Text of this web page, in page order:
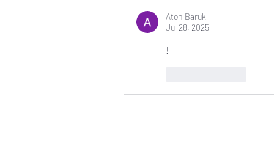
Aton Baruk
Jul 28, 2025
!